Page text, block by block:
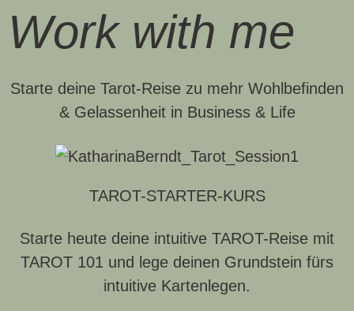
Work with me
Starte deine Tarot-Reise zu mehr Wohlbefinden
& Gelassenheit in Business & Life
TAROT-STARTER-KURS
Starte heute deine intuitive TAROT-Reise mit
TAROT 101 und lege deinen Grundstein fürs
intuitive Kartenlegen.